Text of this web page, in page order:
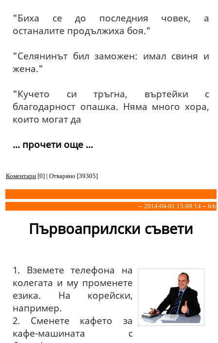
"Биха се до последния човек, а
останалите продължиха боя."
"Селянинът бил заможен: имал свиня и
жена."
"Кучето си тръгна, въртейки с
благодарност опашка. Няма много хора,
които могат да
... прочети още ...
Коментари [0] | Отваряно [39305]
-- 2014-04-01 15:09:14 -- feb
Първоаприлски съвети
1. Вземете телефона на
колегата и му променете
езика. На корейски,
например.
2. Сменете кафето за
кафе-машината с